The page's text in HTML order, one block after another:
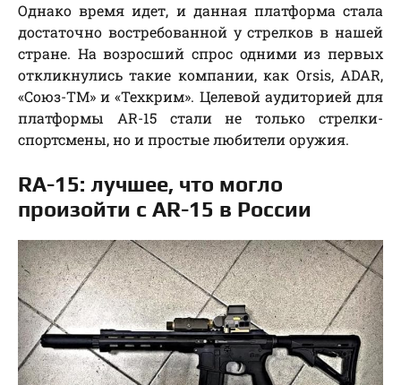
Однако время идет, и данная платформа стала
достаточно востребованной у стрелков в нашей
стране. На возросший спрос одними из первых
откликнулись такие компании, как Orsis, ADAR,
«Союз-ТМ» и «Техкрим». Целевой аудиторией для
платформы AR-15 стали не только стрелки-
спортсмены, но и простые любители оружия.
RA-15: лучшее, что могло
произойти с AR-15 в России